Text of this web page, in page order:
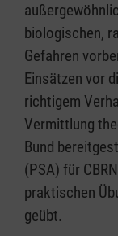
biologischen,
Gefahren
Einsätzen vor
richtigem
Vermittlung
Bund
(PSA) für
praktischen
geübt.